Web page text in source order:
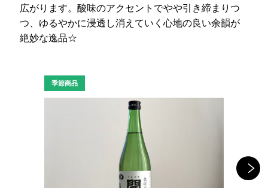
広がります。酸味のアクセントでやや引き締まりつ
つ、ゆるやかに浸透し消えていく心地の良い余韻が
絶妙な逸品☆